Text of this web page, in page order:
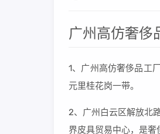
广州高仿奢侈
1、广州高仿奢侈品工
元里桂花岗一带。
2、广州白云区解放北
界皮具贸易中心，是奢